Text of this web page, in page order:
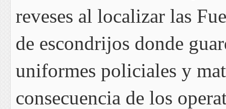
reveses al localizar las
de escondrijos donde
uniformes policiales y
consecuencia de los